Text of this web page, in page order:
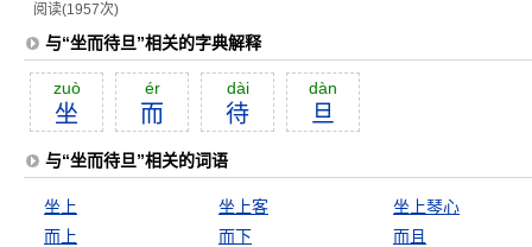
阅读(1957次)
与“坐而待旦”相关的字典解释
zuò
坐
ér
而
dài
待
dàn
旦
与“坐而待旦”相关的词语
坐上 坐上客
坐上琴心
而上
而下
而且